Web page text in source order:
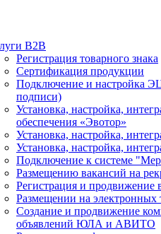
B2B
Регистрация товарного знака
Сертификация продукции
Подключение и настройка
подписи)
Установка, настройка,
обеспечения «Эвотор»
Установка, настройка,
Установка, настройка,
Подключение к системе
Размещению вакансий на
Регистрация и продвижение
Размещении на электронных
Создание и продвижение
объявлений ЮЛА и АВИТО